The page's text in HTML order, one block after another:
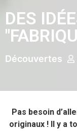
DES
Découvertes
Pas besoin
originaux ! Il y a